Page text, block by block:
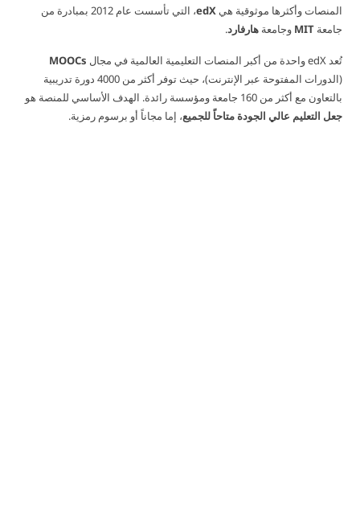
المنصات وأكثرها موثوقية هي edX
، التي تأسست عام 2012 بمبادرة من
جامعة MIT وجامعة هارفارد.
تُعد edX واحدة من أكبر المنصات التعليمية العالمية في مجال
MOOCs
(الدورات المفتوحة عبر الإنترنت)، حيث توفر أكثر من 4000 دورة تدريبية
بالتعاون مع أكثر من 160 جامعة ومؤسسة رائدة. الهدف الأساسي للمنصة هو
جعل التعليم عالي الجودة متاحاً للجميع، إما مجاناً أو برسوم رمزية.